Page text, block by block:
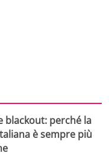
blackout: perché la
è sempre più